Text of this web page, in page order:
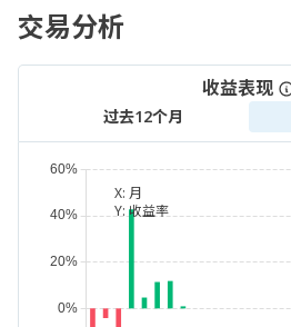
交易分析
收益表现
过去12个月
X: 月
Y: 收益率